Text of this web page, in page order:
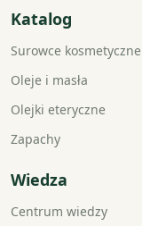
Katalog
Surowce kosmetyczne
Oleje i masła
Olejki eteryczne
Zapachy
Wiedza
Centrum wiedzy